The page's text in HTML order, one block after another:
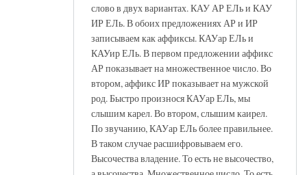
слово в двух вариантах. КАУ АР ЕЛь и КАУ
ИР ЕЛь. В обоих предложениях АР и ИР
записываем как аффиксы. КАУар ЕЛь и
КАУир ЕЛь. В первом предложении аффикс
АР показывает на множественное число. Во
втором, аффикс ИР показывает на мужской
род. Быстро произнося КАУар ЕЛь, мы
слышим карел. Во втором, слышим каирел.
По звучанию, КАУар ЕЛь более правильнее.
В таком случае расшифровываем его.
Высочества владение. То есть не высочество,